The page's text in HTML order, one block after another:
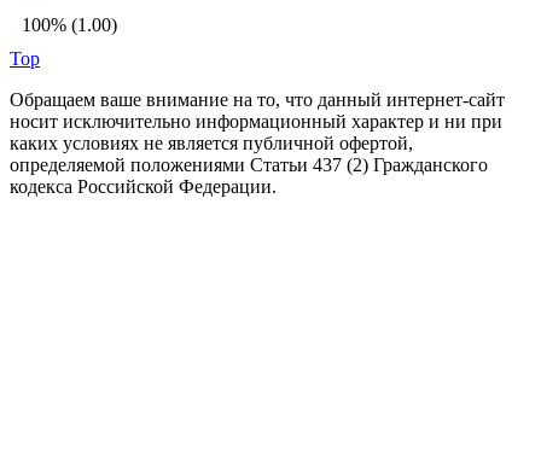
100% (1.00)
Top
Обращаем ваше внимание на то, что данный интернет-сайт
носит исключительно информационный характер и ни при
каких условиях не является публичной офертой,
определяемой положениями Статьи 437 (2) Гражданского
кодекса Российской Федерации.